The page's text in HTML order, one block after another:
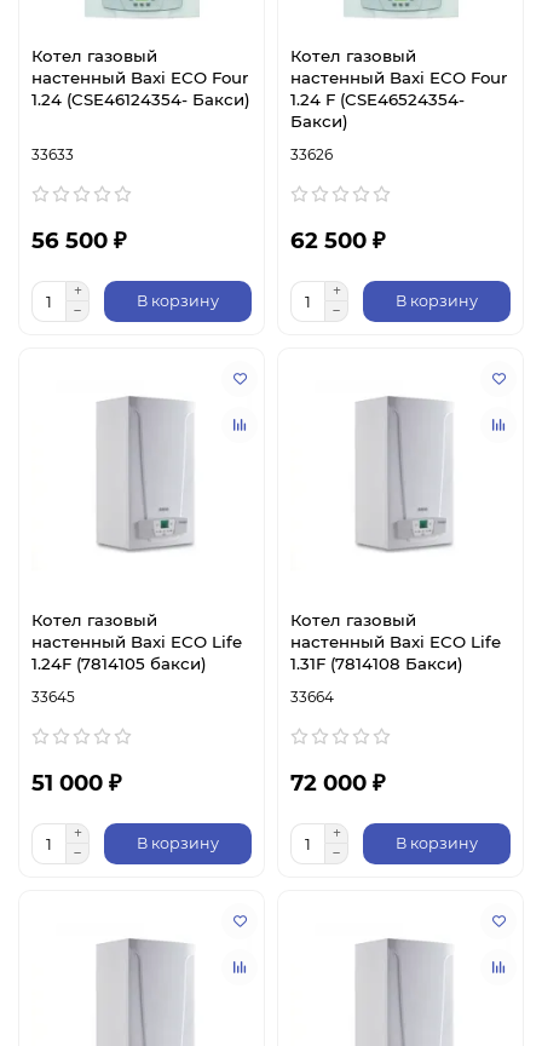
Котел газовый
настенный Baxi ECO Four
1.24 (CSE46124354- Бакси)
33633
56 500 ₽
В корзину
Котел газовый
настенный Baxi ECO Four
1.24 F (CSE46524354-
Бакси)
33626
62 500 ₽
В корзину
Котел газовый
настенный Baxi ECO Life
1.24F (7814105 бакси)
33645
51 000 ₽
В корзину
Котел газовый
настенный Baxi ECO Life
1.31F (7814108 Бакси)
33664
72 000 ₽
В корзину